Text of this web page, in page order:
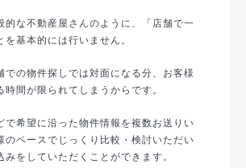
的な不動産屋さんのように、「店舗で一
基本的には行いません。
での物件探しでは対面になる分、お客様
間が限られてしまうからです。
で希望に沿った物件情報を複数お送りい
のペースでじっくり比較・検討いただい
をしていただくことができます。